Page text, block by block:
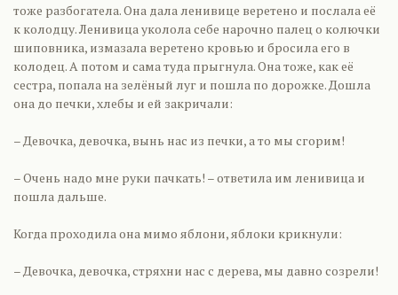
тоже разбогатела. Она дала ленивице веретено и послала её
к колодцу. Ленивица уколола себе нарочно палец о колючки
шиповника, измазала веретено кровью и бросила его в
колодец. А потом и сама туда прыгнула. Она тоже, как её
сестра, попала на зелёный луг и пошла по дорожке. Дошла
она до печки, хлебы и ей закричали:
– Девочка, девочка, вынь нас из печки, а то мы сгорим!
– Очень надо мне руки пачкать! – ответила им ленивица и
пошла дальше.
Когда проходила она мимо яблони, яблоки крикнули:
– Девочка, девочка, стряхни нас с дерева, мы давно созрели!